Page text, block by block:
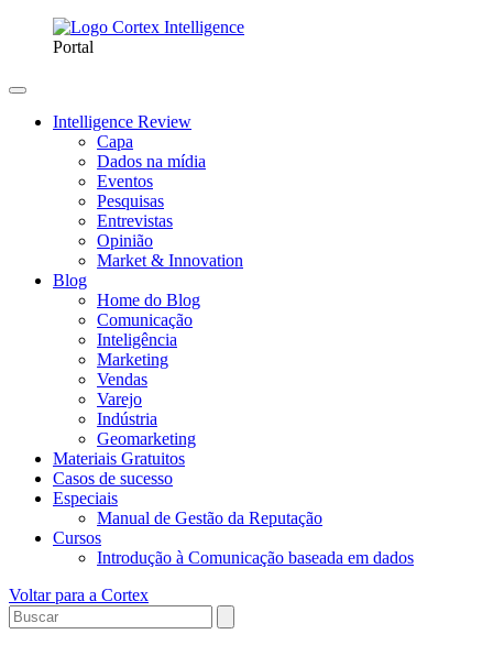
Portal
Intelligence Review
Capa
Dados na mídia
Eventos
Pesquisas
Entrevistas
Opinião
Market & Innovation
Blog
Home do Blog
Comunicação
Inteligência
Marketing
Vendas
Varejo
Indústria
Geomarketing
Materiais Gratuitos
Casos de sucesso
Especiais
Manual de Gestão da Reputação
Cursos
Introdução à Comunicação baseada em dados
Voltar para a Cortex